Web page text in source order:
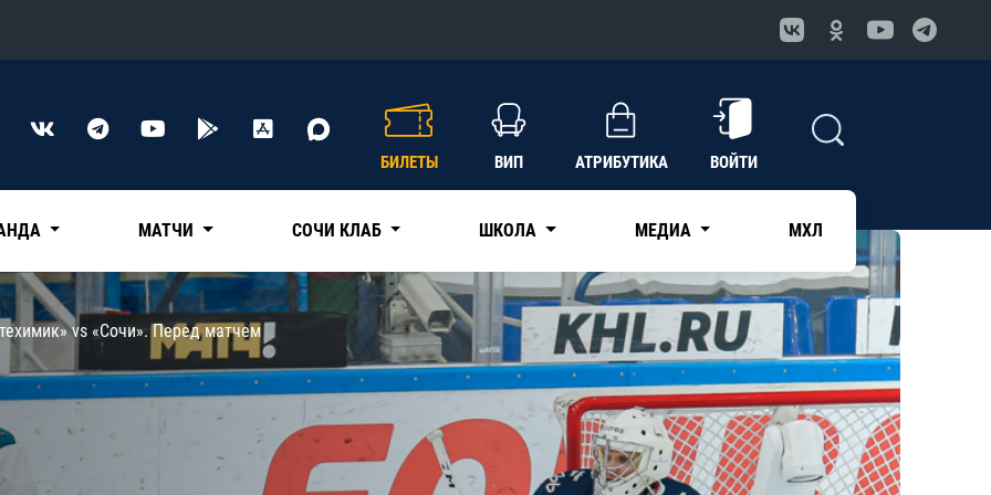
Конференция «Восток»
Нефтехимик
Трактор
Дивизион Чернышева
Авангард
Адмирал
КХЛ
БИЛЕТЫ ВИП АТРИБУТИКА ВОЙТИ
МАТЧИ СОЧИ КЛАБ ШКОЛА МЕДИА МХЛ
vs «Сочи». Перед матчем